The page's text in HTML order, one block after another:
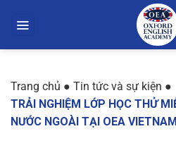
đến
Trang chủ ● Tin tức và sự kiện ●
TRẢI NGHIỆM LỚP HỌC THỬ
NƯỚC NGOÀI TẠI OEA VIETNAM